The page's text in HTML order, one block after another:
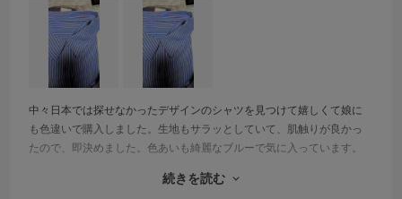
中々日本では探せなかったデザインのシャツを見つけて嬉しくて娘に
も色違いで購入しました。生地もサラッとしていて、肌触りが良かっ
たので、即決めました。色あいも綺麗なブルーで気に入っています。
やすいレイアウト、そしてスタッフの方々がとても親切で丁寧な対応
続きを読む